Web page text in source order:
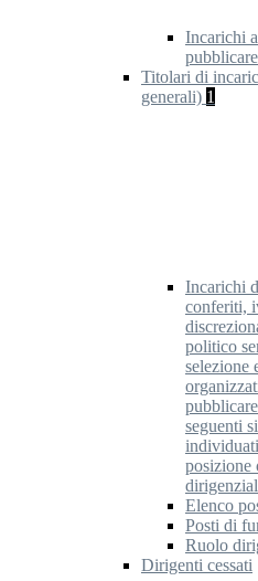
Incarichi
Titolari di
generali) 1
Incarichi
conferiti,
politico
selezione
seguenti
posizione
Elenco
Posti di
Ruolo
Dirigenti cessati